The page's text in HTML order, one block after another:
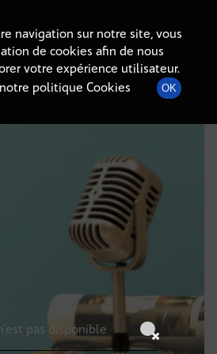
DE L'ÉPISODE
date
navigation sur notre site, vous
de cookies afin de nous
votre expérience utilisateur.
politique Cookies
OK
pas disponible